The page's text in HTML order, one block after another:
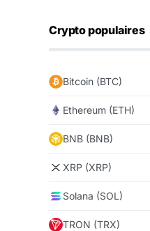
Crypto populaires
Bitcoin (BTC)
Ethereum (ETH)
BNB (BNB)
XRP (XRP)
Solana (SOL)
TRON (TRX)